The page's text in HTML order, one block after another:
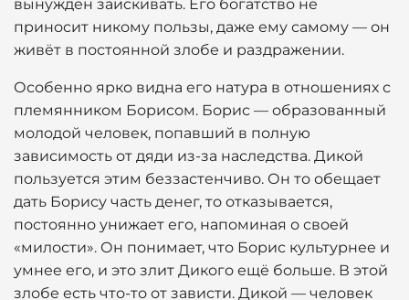
вынужден заискивать. Его богатство не
приносит никому пользы, даже ему самому — он
живёт в постоянной злобе и раздражении.
Особенно ярко видна его натура в отношениях с
племянником Борисом. Борис — образованный
молодой человек, попавший в полную
зависимость от дяди из-за наследства. Дикой
пользуется этим беззастенчиво. Он то обещает
дать Борису часть денег, то отказывается,
постоянно унижает его, напоминая о своей
«милости». Он понимает, что Борис культурнее и
умнее его, и это злит Дикого ещё больше. В этой
злобе есть что-то от зависти. Дикой — человек